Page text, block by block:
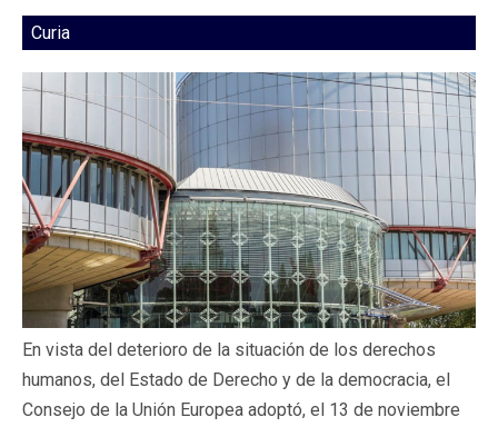
Curia
En vista del deterioro de la situación de los derechos
humanos, del Estado de Derecho y de la democracia, el
Consejo de la Unión Europea adoptó, el 13 de noviembre